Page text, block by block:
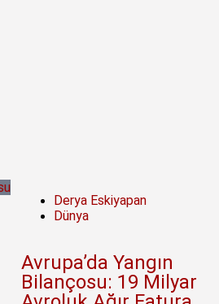
Derya Eskiyapan
Dünya
Avrupa’da Yangın
Bilançosu: 19 Milyar